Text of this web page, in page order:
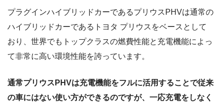
プラグインハイブリッドカーであるプリウスPHVは通常の
ハイブリッドカーであるトヨタ プリウスをベースとして
おり、世界でもトップクラスの燃費性能と充電機能によっ
て非常に高い環境性能を誇っています。
通常プリウスPHVは充電機能をフルに活用することで従来
の車にはない使い方ができるのですが、一応充電をしなく